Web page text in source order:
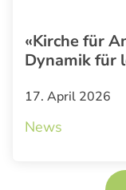
«Kirche für
Dynamik für
17. April 2026
News